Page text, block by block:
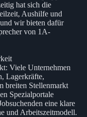
hat sich die
Aushilfe und
wir bieten dafür
von 1A-
Viele Unternehmen
Lagerkräfte,
breiten Stellenmarkt
Spezialportale
eine klare
und Arbeitszeitmodell.